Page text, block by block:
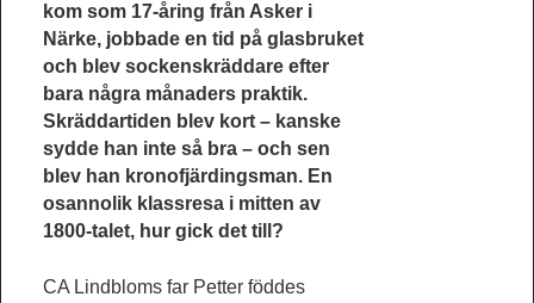
kom som 17-åring från Asker i
Närke, jobbade en tid på glasbruket
och blev sockenskräddare efter
bara några månaders praktik.
Skräddartiden blev kort – kanske
sydde han inte så bra – och sen
blev han kronofjärdingsman. En
osannolik klassresa i mitten av
1800-talet, hur gick det till?
CA Lindbloms far Petter föddes